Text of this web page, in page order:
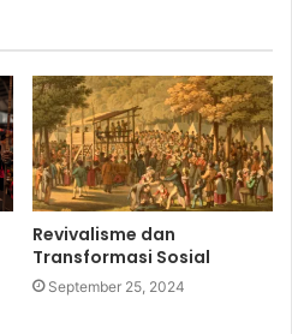
Revivalisme dan
Transformasi Sosial
September 25, 2024